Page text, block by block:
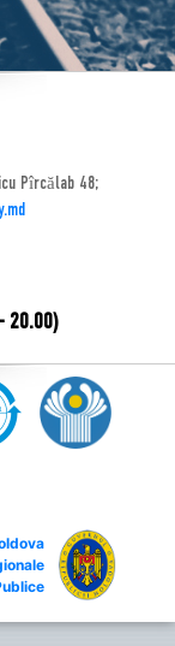
Pîrcălab 48;
20.00)